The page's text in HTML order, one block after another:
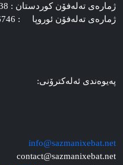
ژماره‌ی ته‌له‌فۆن کوردستان : 07504497138 (00964)
ژماره‌ی ته‌له‌فۆن ئوروپا : 0767676746 (0046)
په‌یوه‌ندی ئه‌له‌کترۆنی:
info@sazmanixebat.net
contact@sazmanixebat.net